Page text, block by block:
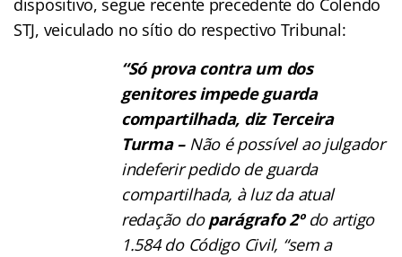
dispositivo, segue recente precedente do Colendo
STJ, veiculado no sítio do respectivo Tribunal:
“Só prova contra um dos
genitores impede guarda
compartilhada, diz Terceira
Turma – Não é possível ao julgador
indeferir pedido de guarda
compartilhada, à luz da atual
redação doparágrafo 2ºdo artigo
1.584 do Código Civil, “sem a